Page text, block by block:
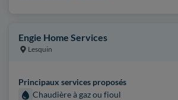
Engie Home Services
Lesquin
Principaux services proposés
Chaudière à gaz ou fioul